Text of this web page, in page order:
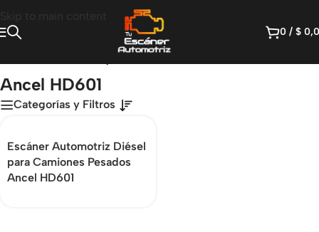
Skip to main content
0 / $
Ancel HD601
Categorías y Filtros
Escáner Automotriz Diésel
para Camiones Pesados
Ancel HD601